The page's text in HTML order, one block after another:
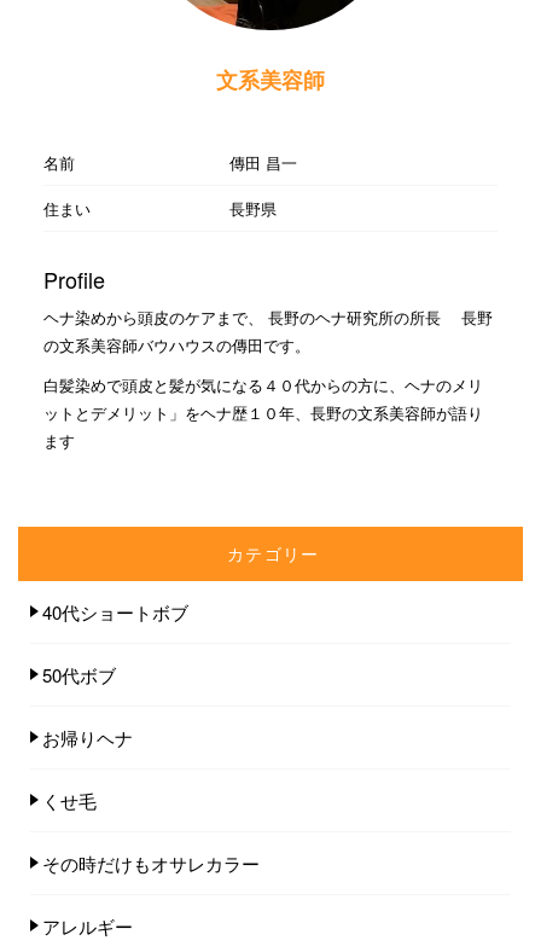
文系美容師
名前
傳田 昌一
住まい
長野県
Profile
ヘナ染めから頭皮のケアまで、 長野のヘナ研究所の所長 長野
の文系美容師バウハウスの傳田です。
白髪染めで頭皮と髪が気になる４０代からの方に、ヘナのメリ
ットとデメリット」をヘナ歴１０年、長野の文系美容師が語り
ます
カテゴリー
40代ショートボブ
50代ボブ
お帰りヘナ
くせ毛
その時だけもオサレカラー
アレルギー